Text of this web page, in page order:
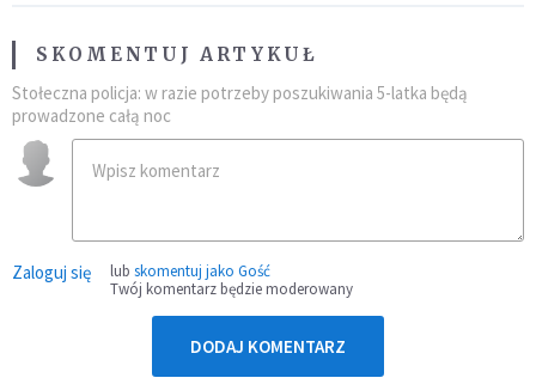
SKOMENTUJ ARTYKUŁ
Stołeczna policja: w razie potrzeby poszukiwania 5-latka będą
prowadzone całą noc
Zaloguj się lub skomentuj jako Gość
Twój komentarz będzie moderowany
DODAJ KOMENTARZ